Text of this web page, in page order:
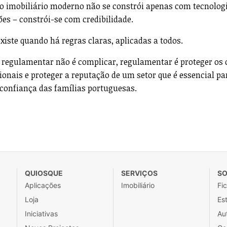
imobiliário moderno não se constrói apenas com
– constrói-se com credibilidade.
quando há regras claras, aplicadas a todos.
não é complicar, regulamentar é proteger os
e proteger a reputação de um setor que é essencial
das famílias portuguesas.
QUIOSQUE
Aplicações
Loja
Iniciativas
SERVIÇOS
Imobiliário